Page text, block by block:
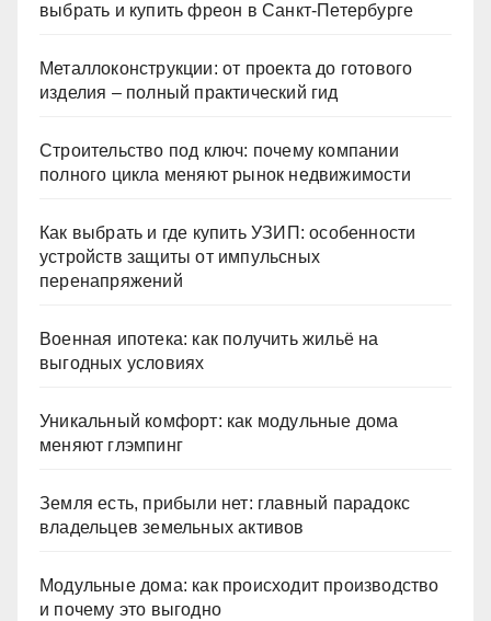
выбрать и купить фреон в Санкт-Петербурге
Металлоконструкции: от проекта до готового
изделия – полный практический гид
Строительство под ключ: почему компании
полного цикла меняют рынок недвижимости
Как выбрать и где купить УЗИП: особенности
устройств защиты от импульсных
перенапряжений
Военная ипотека: как получить жильё на
выгодных условиях
Уникальный комфорт: как модульные дома
меняют глэмпинг
Земля есть, прибыли нет: главный парадокс
владельцев земельных активов
Модульные дома: как происходит производство
и почему это выгодно